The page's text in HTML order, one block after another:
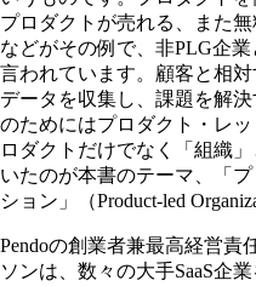
プロダクトが売れる、また
などがその例で、非PLG企
言われています。顧客と相
データを収集し、課題を解
のためにはプロダクト・レ
ロダクトだけでなく「組織
いたのが本書のテーマ、「
ション」（Product-led
Pendoの創業者兼最高経営責
ソンは、数々の大手SaaS企